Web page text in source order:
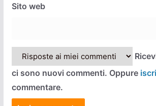
Sito web
ci sono nuovi commenti. Oppure
commentare.